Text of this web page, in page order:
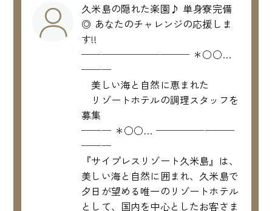
久米島の隠れた楽園♪ 単身寮完備
◎ あなたのチャレンジの応援しま
す!!
─────────── ＊○○…
───
美しい海と自然に恵まれた
リゾートホテルの調理スタッフを
募集
─── ＊○○… ────────
───
『サイプレスリゾート久米島』は、
美しい海と自然に囲まれ、久米島で
夕日が望める唯一のリゾートホテル
として、国内を中心としたお客さま